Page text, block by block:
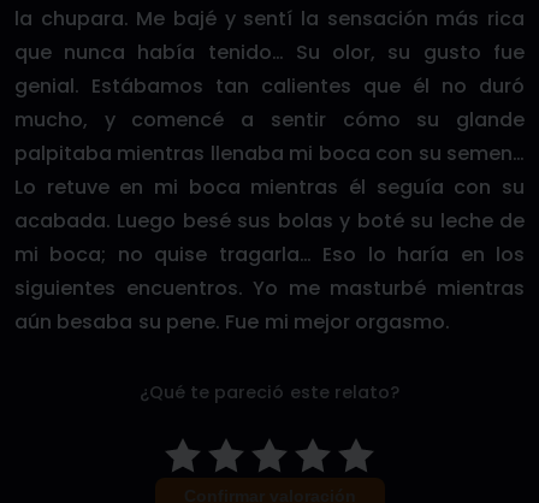
la chupara. Me bajé y sentí la sensación más rica
que nunca había tenido… Su olor, su gusto fue
genial. Estábamos tan calientes que él no duró
mucho, y comencé a sentir cómo su glande
palpitaba mientras llenaba mi boca con su semen…
Lo retuve en mi boca mientras él seguía con su
acabada. Luego besé sus bolas y boté su leche de
mi boca; no quise tragarla… Eso lo haría en los
siguientes encuentros. Yo me masturbé mientras
aún besaba su pene. Fue mi mejor orgasmo.
¿Qué te pareció este relato?